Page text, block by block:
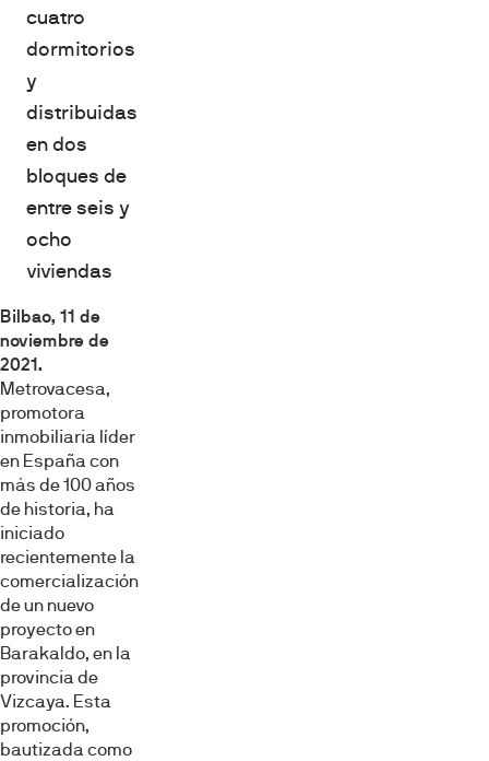
cuatro
dormitorios
y
distribuidas
en dos
bloques de
entre seis y
ocho
viviendas
Bilbao, 11 de
noviembre de
2021.
Metrovacesa,
promotora
inmobiliaria líder
en España con
más de 100 años
de historia, ha
iniciado
recientemente la
comercialización
de un nuevo
proyecto en
Barakaldo, en la
provincia de
Vizcaya. Esta
promoción,
bautizada como